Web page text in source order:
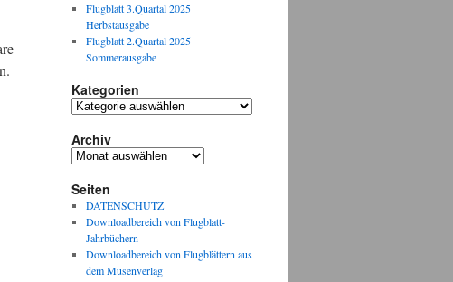
Flugblatt 3.Quartal 2025
Herbstausgabe
Flugblatt 2.Quartal 2025
Sommerausgabe
Kategorien
Kategorien
Archiv
Archiv
Seiten
DATENSCHUTZ
Downloadbereich von Flugblatt-
Jahrbüchern
Downloadbereich von Flugblättern aus
dem Musenverlag